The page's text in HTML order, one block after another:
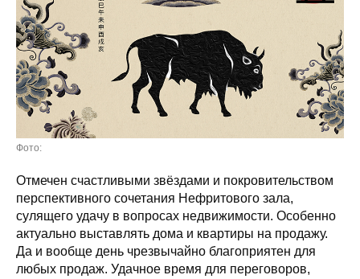
Фото:
Отмечен счастливыми звёздами и покровительством
перспективного сочетания Нефритового зала,
сулящего удачу в вопросах недвижимости. Особенно
актуально выставлять дома и квартиры на продажу.
Да и вообще день чрезвычайно благоприятен для
любых продаж. Удачное время для переговоров,